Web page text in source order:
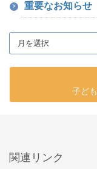
重要なお知らせ
子ど
関連リンク